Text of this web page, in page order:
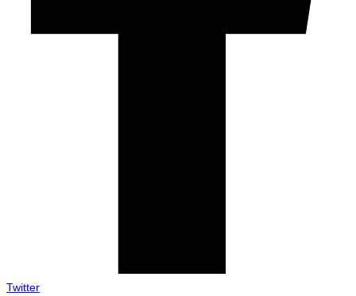
Twitter